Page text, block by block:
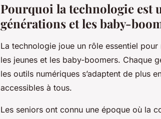
Pourquoi la technologie est
générations et les baby-
La technologie joue un rôle essentiel
les jeunes et les baby-boomers. Chaque
les outils numériques s’adaptent de plus
accessibles à tous.
Les seniors ont connu une époque où la